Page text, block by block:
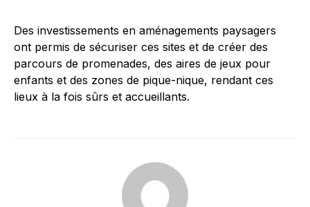
Des investissements en aménagements paysagers
ont permis de sécuriser ces sites et de créer des
parcours de promenades, des aires de jeux pour
enfants et des zones de pique-nique, rendant ces
lieux à la fois sûrs et accueillants.